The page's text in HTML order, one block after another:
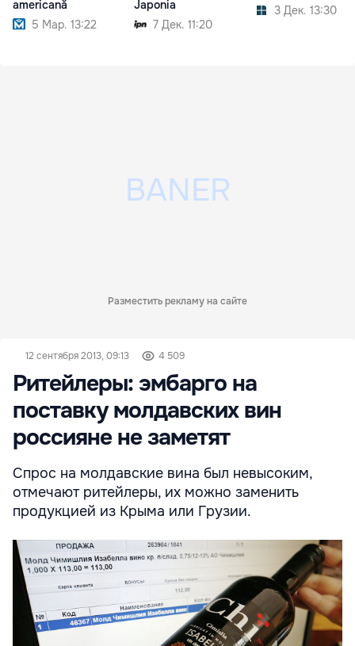
americană
5 Мар. 13:22
Japonia
7 Дек. 11:20
3 Дек. 13:30
Разместить рекламу на сайте
12 сентября 2013, 09:13 4 509
Ритейлеры: эмбарго на
поставку молдавских вин
россияне не заметят
Спрос на молдавские вина был невысоким,
отмечают ритейлеры, их можно заменить
продукцией из Крыма или Грузии.